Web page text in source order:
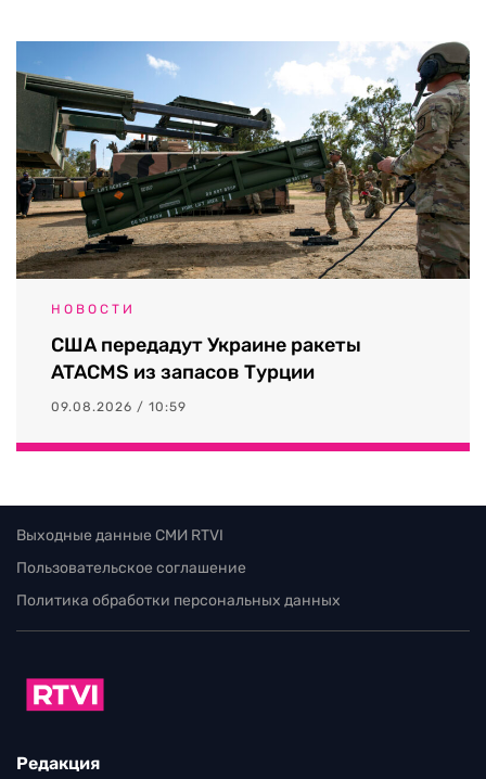
НОВОСТИ
США передадут Украине ракеты
ATACMS из запасов Турции
09.08.2026 / 10:59
Выходные данные СМИ RTVI
Пользовательское соглашение
Политика обработки персональных данных
Редакция